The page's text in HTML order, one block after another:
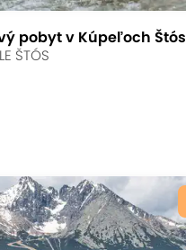
pobyt v Kúpeľoch Štós
ŠTÓS